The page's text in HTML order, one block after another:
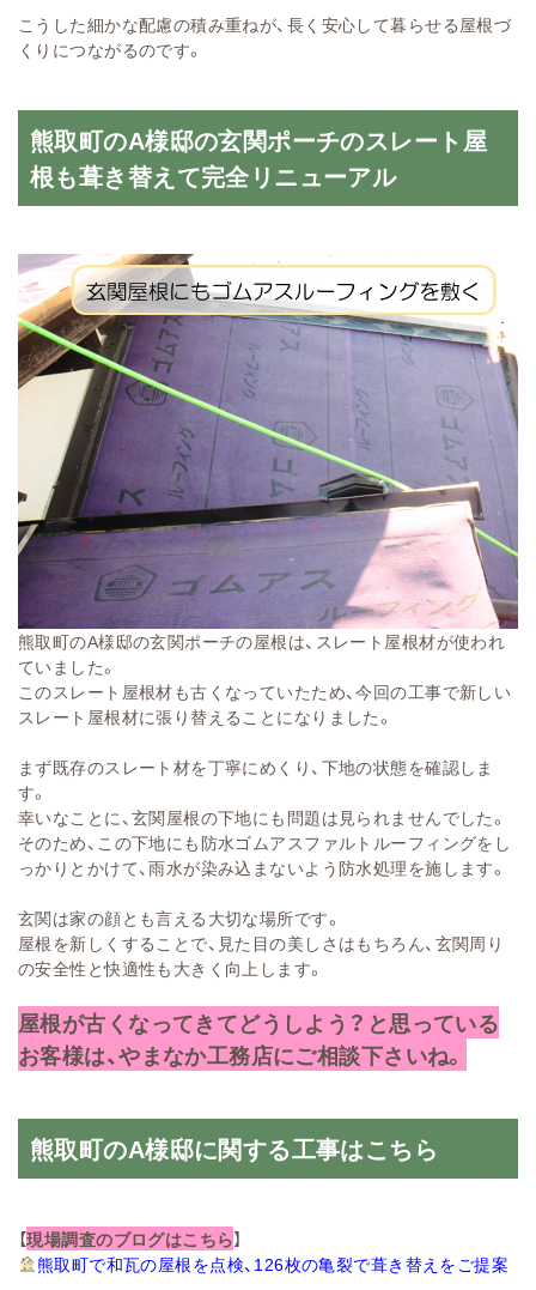
こうした細かな配慮の積み重ねが、長く安心して暮らせる屋根づ
くりにつながるのです。
熊取町のA様邸の玄関ポーチのスレート屋
根も葺き替えて完全リニューアル
熊取町のA様邸の玄関ポーチの屋根は、スレート屋根材が使われ
ていました。
このスレート屋根材も古くなっていたため、今回の工事で新しい
スレート屋根材に張り替えることになりました。
まず既存のスレート材を丁寧にめくり、下地の状態を確認しま
す。
幸いなことに、玄関屋根の下地にも問題は見られませんでした。
そのため、この下地にも防水ゴムアスファルトルーフィングをし
っかりとかけて、雨水が染み込まないよう防水処理を施します。
玄関は家の顔とも言える大切な場所です。
屋根を新しくすることで、見た目の美しさはもちろん、玄関周り
の安全性と快適性も大きく向上します。
屋根が古くなってきてどうしよう？と思っている
お客様は、やまなか工務店にご相談下さいね。
熊取町のA様邸に関する工事はこちら
【現場調査のブログはこちら】
熊取町で和瓦の屋根を点検、126枚の亀裂で葺き替えをご提案